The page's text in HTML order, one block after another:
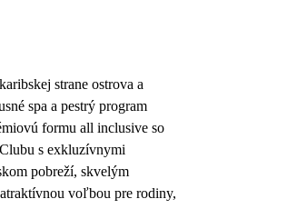
strane ostrova a
spa a pestrý program
formu all inclusive so
s exkluzívnymi
pobreží, skvelým
voľbou pre rodiny,